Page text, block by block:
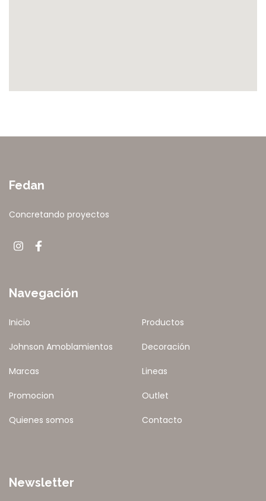
Fedan
Concretando proyectos
Navegación
Inicio Productos
Johnson Amoblamientos Decoración
Marcas Lineas
Promocion Outlet
Quienes somos Contacto
Newsletter